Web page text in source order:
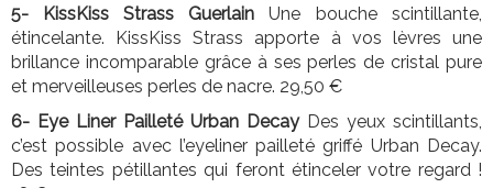
5- KissKiss Strass Guerlain Une bouche scintillante,
étincelante. KissKiss Strass apporte à vos lèvres une
brillance incomparable grâce à ses perles de cristal pure
et merveilleuses perles de nacre. 29,50 €
6- Eye Liner Pailleté Urban Decay Des yeux scintillants,
c’est possible avec l’eyeliner pailleté griffé Urban Decay.
Des teintes pétillantes qui feront étinceler votre regard !